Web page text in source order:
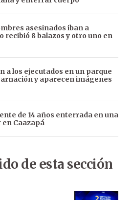
asesinados iban a
recibió 8 balazos y otro uno en
a los ejecutados en un parque
y aparecen imágenes
de 14 años enterrada en una
Caazapá
de esta sección